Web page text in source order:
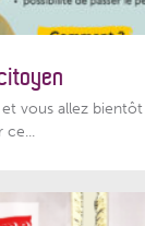
vous allez
ce...